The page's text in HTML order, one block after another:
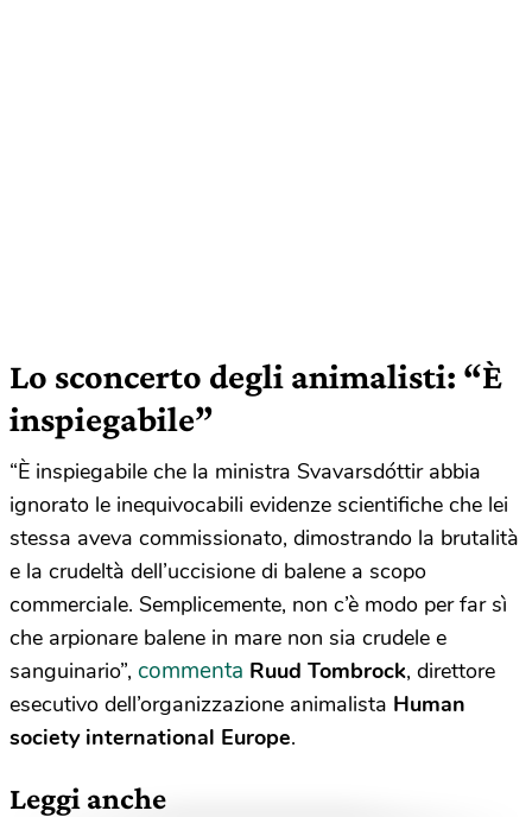
Lo sconcerto degli animalisti: “È
inspiegabile”
“È inspiegabile che la ministra Svavarsdóttir abbia
ignorato le inequivocabili evidenze scientifiche che lei
stessa aveva commissionato, dimostrando la brutalità
e la crudeltà dell’uccisione di balene a scopo
commerciale. Semplicemente, non c’è modo per far sì
che arpionare balene in mare non sia crudele e
sanguinario”, commenta Ruud Tombrock, direttore
esecutivo dell’organizzazione animalista Human
society international Europe.
Leggi anche